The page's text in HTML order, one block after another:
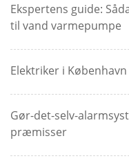
Ekspertens guide:
til vand varmepumpe
Elektriker i København
Gør-det-selv-
præmisser